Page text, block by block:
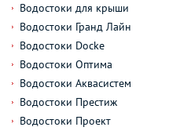
Водостоки для крыши
Водостоки Гранд Лайн
Водостоки Docke
Водостоки Оптима
Водостоки Аквасистем
Водостоки Престиж
Водостоки Проект